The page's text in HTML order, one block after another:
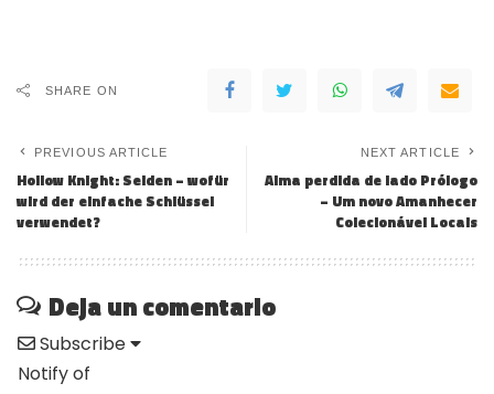
SHARE ON
PREVIOUS ARTICLE
Hollow Knight: Seiden – wofür
wird der einfache Schlüssel
verwendet?
NEXT ARTICLE
Alma perdida de lado Prólogo
– Um novo Amanhecer
Colecionável Locais
Deja un comentario
Subscribe
Notify of